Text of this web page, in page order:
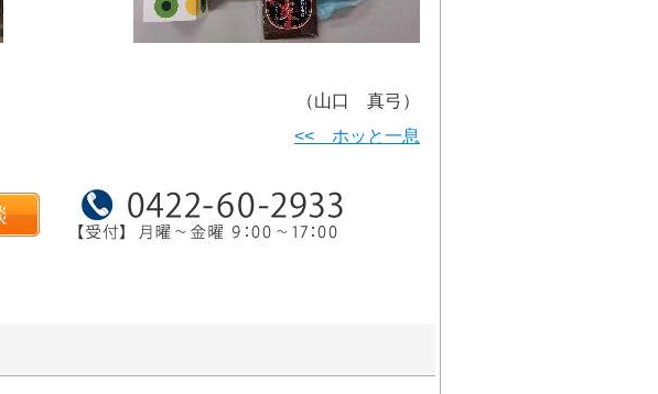
（山口 真弓）
<< ホッと一息